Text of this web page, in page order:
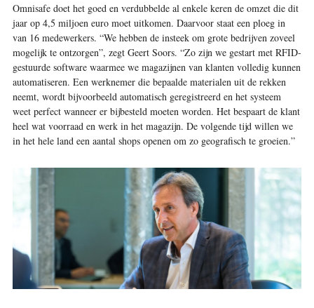
Omnisafe doet het goed en verdubbelde al enkele keren de omzet die dit
jaar op 4,5 miljoen euro moet uitkomen. Daarvoor staat een ploeg in
van 16 medewerkers. “We hebben de insteek om grote bedrijven zoveel
mogelijk te ontzorgen”, zegt Geert Soors. “Zo zijn we gestart met RFID-
gestuurde software waarmee we magazijnen van klanten volledig kunnen
automatiseren. Een werknemer die bepaalde materialen uit de rekken
neemt, wordt bijvoorbeeld automatisch geregistreerd en het systeem
weet perfect wanneer er bijbesteld moeten worden. Het bespaart de klant
heel wat voorraad en werk in het magazijn. De volgende tijd willen we
in het hele land een aantal shops openen om zo geografisch te groeien.”